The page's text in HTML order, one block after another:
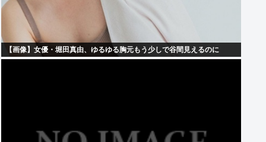
【画像】女優・堀田真由、ゆるゆる胸元もう少しで谷間見えるのに